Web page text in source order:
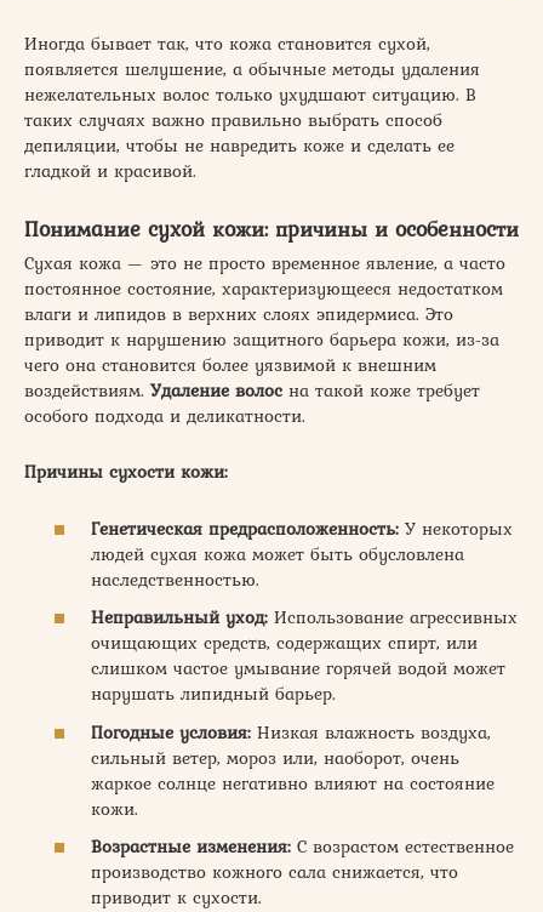
Иногда бывает так, что кожа становится сухой,
появляется шелушение, а обычные методы удаления
нежелательных волос только ухудшают ситуацию. В
таких случаях важно правильно выбрать способ
депиляции, чтобы не навредить коже и сделать ее
гладкой и красивой.
Понимание сухой кожи: причины и особенности
Сухая кожа — это не просто временное явление, а часто
постоянное состояние, характеризующееся недостатком
влаги и липидов в верхних слоях эпидермиса. Это
приводит к нарушению защитного барьера кожи, из-за
чего она становится более уязвимой к внешним
воздействиям. Удаление волос на такой коже требует
особого подхода и деликатности.
Причины сухости кожи:
Генетическая предрасположенность: У некоторых
людей сухая кожа может быть обусловлена
наследственностью.
Неправильный уход: Использование агрессивных
очищающих средств, содержащих спирт, или
слишком частое умывание горячей водой может
нарушать липидный барьер.
Погодные условия: Низкая влажность воздуха,
сильный ветер, мороз или, наоборот, очень
жаркое солнце негативно влияют на состояние
кожи.
Возрастные изменения: С возрастом естественное
производство кожного сала снижается, что
приводит к сухости.